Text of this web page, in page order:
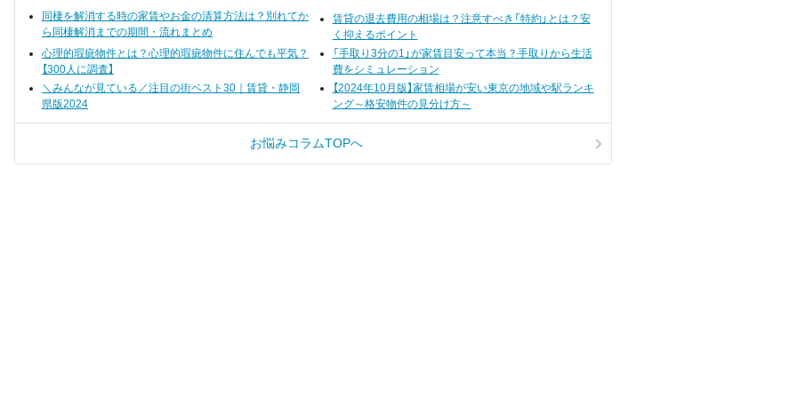
っ越し業者を選べば、思っている
よりも気軽にできるかもしれませ
んよ。
ありませんか？ 納戸を活用したい
方は、ぜひこの記事をチェックし
てみてくださいね。
同棲を解消する時の家賃やお金の清算方法は？別れてか
ら同棲解消までの期間・流れまとめ
賃貸の退去費用の相場は？注意すべき「特約」とは？安
く抑えるポイント
心理的瑕疵物件とは？心理的瑕疵物件に住んでも平気？
【300人に調査】
「手取り3分の1」が家賃目安って本当？手取りから生活
費をシミュレーション
＼みんなが見ている／注目の街ベスト30｜賃貸・静岡
県版2024
【2024年10月版】家賃相場が安い東京の地域や駅ランキ
ング～格安物件の見分け方～
お悩みコラムTOPへ